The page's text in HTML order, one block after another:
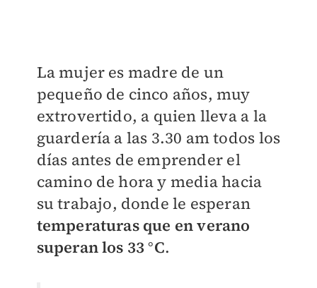
La mujer es madre de un
pequeño de cinco años, muy
extrovertido, a quien lleva a la
guardería a las 3.30 am todos los
días antes de emprender el
camino de hora y media hacia
su trabajo, donde le esperan
temperaturas que en verano
superan los 33 °C.